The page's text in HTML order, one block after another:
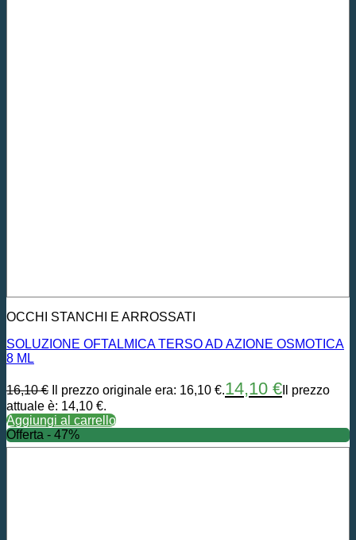
OCCHI STANCHI E ARROSSATI
SOLUZIONE OFTALMICA TERSO AD AZIONE OSMOTICA
8 ML
16,10€ Il prezzo originale era: 16,10 €.14,10 € Il prezzo
attuale è: 14,10 €.
Aggiungi al carrello
Offerta - 47%